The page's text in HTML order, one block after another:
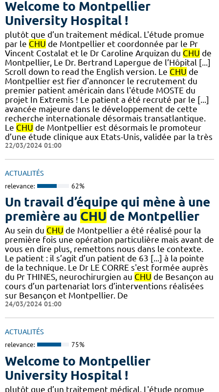
Welcome to Montpellier
University Hospital !
plutôt que d’un traitement médical. L'étude promue
par le CHU de Montpellier et coordonnée par le Pr
Vincent Costalat et le Dr Caroline Arquizan du CHU de
Montpellier, Le Dr. Bertrand Lapergue de l’Hôpital [...]
Scroll down to read the English version. Le CHU de
Montpellier est fier d'annoncer le recrutement du
premier patient américain dans l'étude MOSTE du
projet In Extremis ! Le patient a été recruté par le [...]
avancée majeure dans le développement de cette
recherche internationale désormais transatlantique.
Le CHU de Montpellier est désormais le promoteur
d’une étude clinique aux Etats-Unis, validée par la très
22/03/2024 01:00
ACTUALITÉS
relevance: 62%
Un travail d’équipe qui mène à une
première au CHU de Montpellier
Au sein du CHU de Montpellier a été réalisé pour la
première fois une opération particulière mais avant de
vous en dire plus, remettons nous dans le contexte.
Le patient : il s’agit d’un patient de 63 [...] à la pointe
de la technique. Le Dr LE CORRE s'est formée auprès
du Pr THINES, neurochirurgien au CHU de Besançon au
cours d’un partenariat lors d’interventions réalisées
sur Besançon et Montpellier. De
24/03/2024 01:00
ACTUALITÉS
relevance: 75%
Welcome to Montpellier
University Hospital !
plutôt que d’un traitement médical. L'étude promue